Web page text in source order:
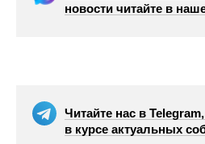
новости читайте в
Читайте нас в
в курсе актуальных